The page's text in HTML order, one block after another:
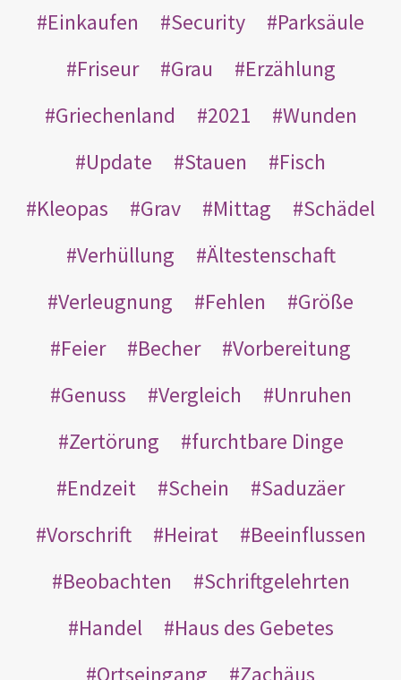
Einkaufen Security
Parksäule
Friseur
Grau
Erzählung
Griechenland
2021
Wunden
Update
Stauen
Fisch
Kleopas
Grav Mittag
Schädel
Verhüllung
Ältestenschaft
Verleugnung
Fehlen
Größe
Feier
Becher
Vorbereitung
Genuss
Vergleich
Unruhen
Zertörung
furchtbare Dinge
Endzeit
Schein
Saduzäer
Vorschrift
Heirat
Beeinflussen
Beobachten
Schriftgelehrten
Handel
Haus des Gebetes
Ortseingang
Zachäus